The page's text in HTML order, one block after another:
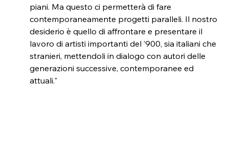
piani. Ma questo ci permetterà di fare
contemporaneamente progetti paralleli. Il nostro
desiderio è quello di affrontare e presentare il
lavoro di artisti importanti del ’900, sia italiani che
stranieri, mettendoli in dialogo con autori delle
generazioni successive, contemporanee ed
attuali."